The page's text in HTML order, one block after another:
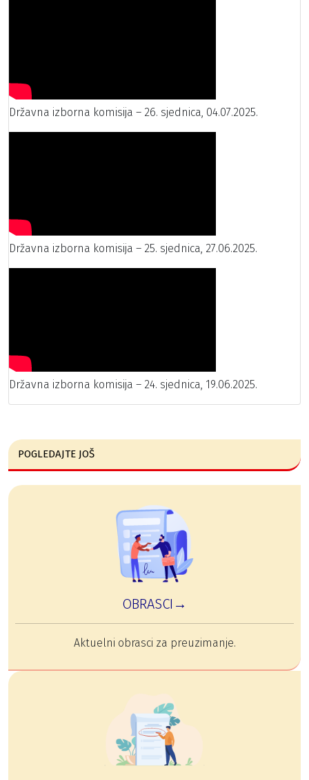
Državna izborna komisija – 26. sjednica, 04.07.2025.
Državna izborna komisija – 25. sjednica, 27.06.2025.
Državna izborna komisija – 24. sjednica, 19.06.2025.
POGLEDAJTE JOŠ
OBRASCI→
Aktuelni obrasci za preuzimanje.